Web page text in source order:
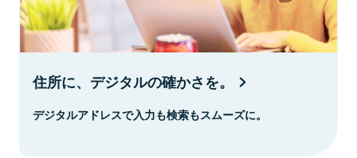
住所に、デジタルの確かさを。
デジタルアドレスで入力も検索もスムーズに。